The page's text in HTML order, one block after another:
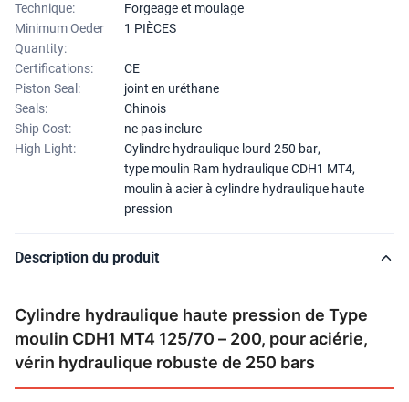
Technique:
Forgeage et moulage
Minimum Oeder
Quantity:
1 PIÈCES
Certifications:
CE
Piston Seal:
joint en uréthane
Seals:
Chinois
Ship Cost:
ne pas inclure
High Light:
Cylindre hydraulique lourd 250 bar,
type moulin Ram hydraulique CDH1 MT4,
moulin à acier à cylindre hydraulique haute
pression
Description du produit
Cylindre hydraulique haute pression de Type
moulin CDH1 MT4 125/70 – 200, pour aciérie,
vérin hydraulique robuste de 250 bars